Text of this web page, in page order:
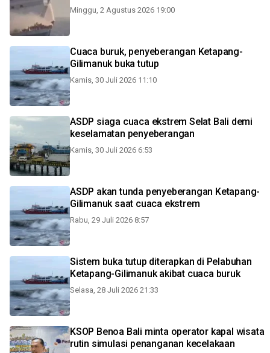
Minggu, 2 Agustus 2026 19:00
Cuaca buruk, penyeberangan Ketapang-
Gilimanuk buka tutup
Kamis, 30 Juli 2026 11:10
ASDP siaga cuaca ekstrem Selat Bali demi
keselamatan penyeberangan
Kamis, 30 Juli 2026 6:53
ASDP akan tunda penyeberangan Ketapang-
Gilimanuk saat cuaca ekstrem
Rabu, 29 Juli 2026 8:57
Sistem buka tutup diterapkan di Pelabuhan
Ketapang-Gilimanuk akibat cuaca buruk
Selasa, 28 Juli 2026 21:33
KSOP Benoa Bali minta operator kapal wisata
rutin simulasi penanganan kecelakaan